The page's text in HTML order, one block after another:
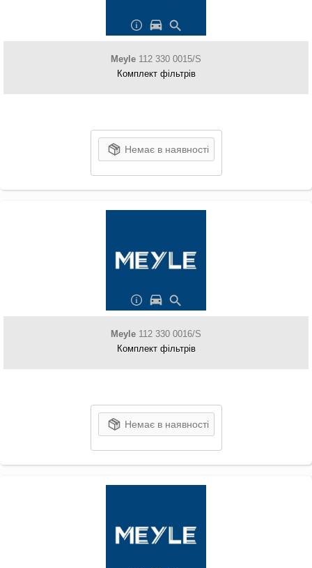
Meyle 112 330 0015/S
Комплект фільтрів
Немає в наявності
Meyle 112 330 0016/S
Комплект фільтрів
Немає в наявності